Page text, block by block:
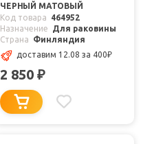
ЧЕРНЫЙ МАТОВЫЙ
Код товара
464952
Назначение
Для раковины
Страна
Финляндия
доставим 12.08 за 400₽
2 850 ₽